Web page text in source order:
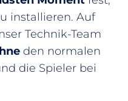
installieren. Auf
Technik-Team
den normalen
die Spieler bei